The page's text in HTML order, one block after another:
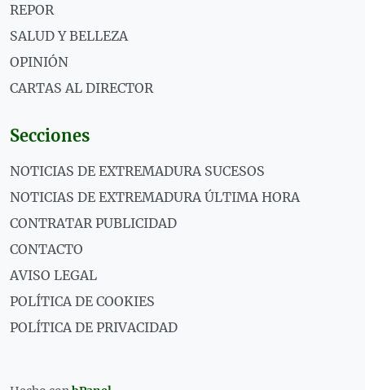
REPOR
SALUD Y BELLEZA
OPINIÓN
CARTAS AL DIRECTOR
Secciones
NOTICIAS DE EXTREMADURA SUCESOS
NOTICIAS DE EXTREMADURA ÚLTIMA HORA
CONTRATAR PUBLICIDAD
CONTACTO
AVISO LEGAL
POLÍTICA DE COOKIES
POLÍTICA DE PRIVACIDAD